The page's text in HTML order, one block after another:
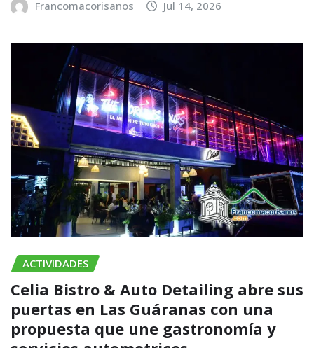
Francomacorisanos Jul 14, 2026
ACTIVIDADES
Celia Bistro & Auto Detailing abre sus
puertas en Las Guáranas con una
propuesta que une gastronomía y